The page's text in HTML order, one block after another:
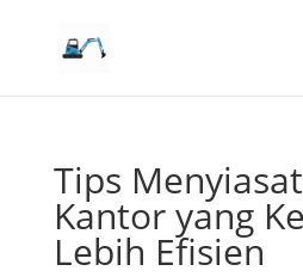
Tips
Kantor yang
Lebih Efisien